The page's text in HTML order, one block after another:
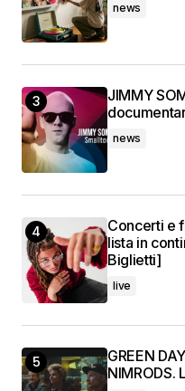
news
JIMMY
news
Concerti e
lista in
Biglietti]
live
GREEN
NIMRODS.